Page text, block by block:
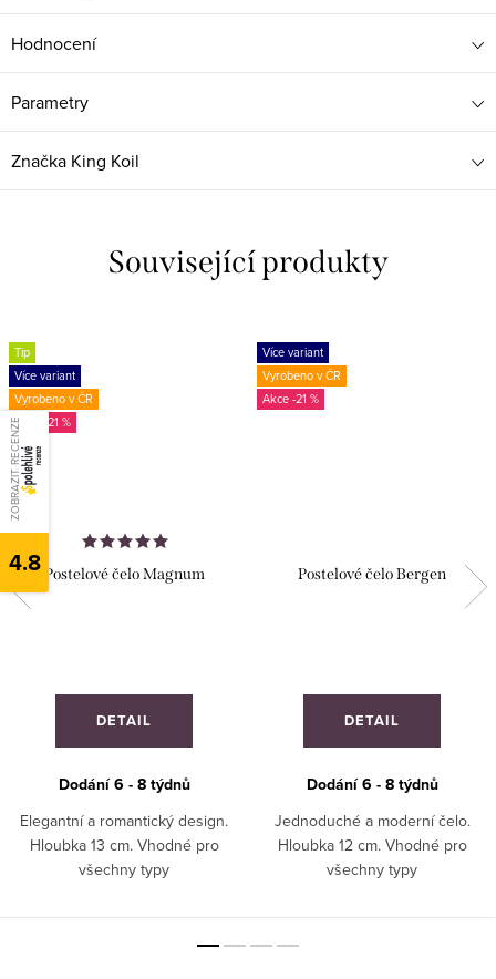
Hodnocení
Parametry
Značka King Koil
Související produkty
Tip
Více variant
Vyrobeno v ČR
-21 %
Postelové čelo Magnum
DETAIL
Dodání 6 - 8 týdnů
Elegantní a romantický design.
Hloubka 13 cm. Vhodné pro
všechny typy
Více variant
Vyrobeno v ČR
-21 %
Postelové čelo Bergen
DETAIL
Dodání 6 - 8 týdnů
Jednoduché a moderní čelo.
Hloubka 12 cm. Vhodné pro
všechny typy
ZOBRAZIT RECENZE
4.8